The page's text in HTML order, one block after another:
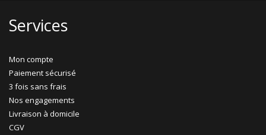
Services
Mon compte
Paiement sécurisé
3 fois sans frais
Nos engagements
Livraison à domicile
CGV